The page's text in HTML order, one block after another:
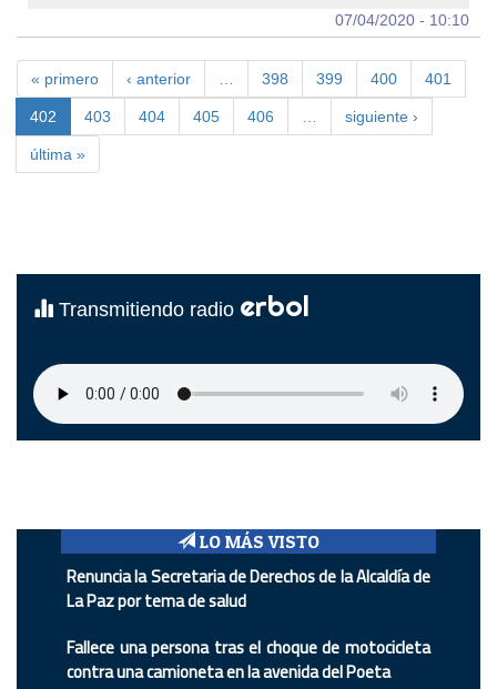
07/04/2020 - 10:10
« primero ‹ anterior 398 399 400 401
402 403 404 405 406 siguiente ›
última »
Transmitiendo radio erbol
LO MÁS VISTO
Renuncia la Secretaria de Derechos de la Alcaldía de
La Paz por tema de salud
Fallece una persona tras el choque de motocicleta
contra una camioneta en la avenida del Poeta